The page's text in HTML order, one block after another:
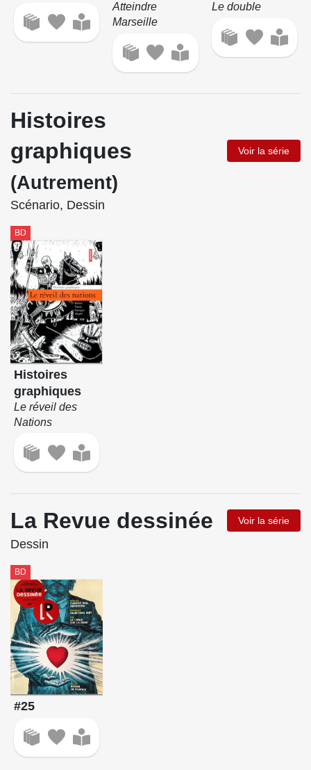
Atteindre
Marseille
Le double
Histoires
graphiques
(Autrement)
Voir la série
Scénario, Dessin
BD
Histoires
graphiques
Le réveil des
Nations
La Revue dessinée Voir la série
Dessin
BD
#25